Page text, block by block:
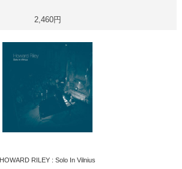
2,460円
HOWARD RILEY : Solo In Vilnius